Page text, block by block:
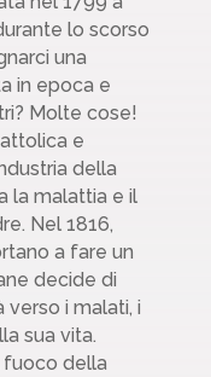
lo scorso
una
in epoca e
Molte cose!
e
della
la malattia e il
Nel 1816,
a fare un
decide di
i malati, i
sua vita.
fuoco della